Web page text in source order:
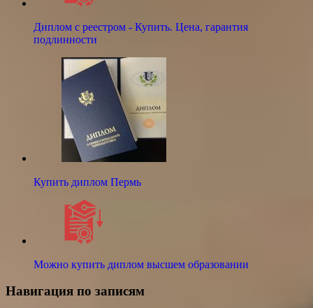
Диплом с реестром - Купить. Цена, гарантия
подлинности
Купить диплом Пермь
Можно купить диплом высшем образовании
Навигация по записям